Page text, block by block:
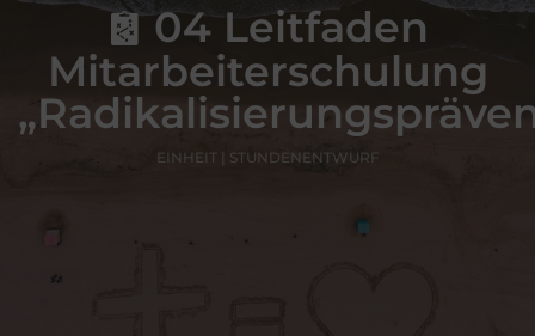
04 Leitfaden
Mitarbeiterschulung
EINHEIT | STUNDENENTWURF